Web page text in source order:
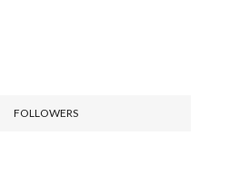
FOLLOWERS